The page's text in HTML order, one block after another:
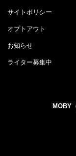
サイトポリシー
オプトアウト
お知らせ
ライター募集中
MOBY